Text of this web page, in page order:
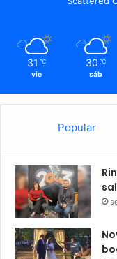
31 ℃
vie
30 ℃
sáb
Popular